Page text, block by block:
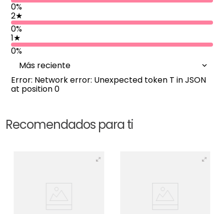
0%
2★
0%
1★
0%
Más reciente
Error: Network error: Unexpected token T in JSON
at position 0
Recomendados para ti